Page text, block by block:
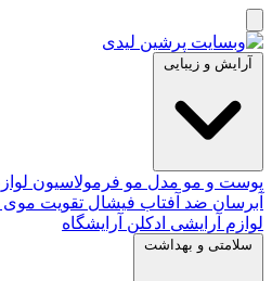
آرایش و زیبایی
پوست و مو مدل مو فرمولاسیون
آبرسان ضد آفتاب فیشال تقویت موی
لوازم آرایشی ادکلن آرایشگاه
سلامتی و بهداشت